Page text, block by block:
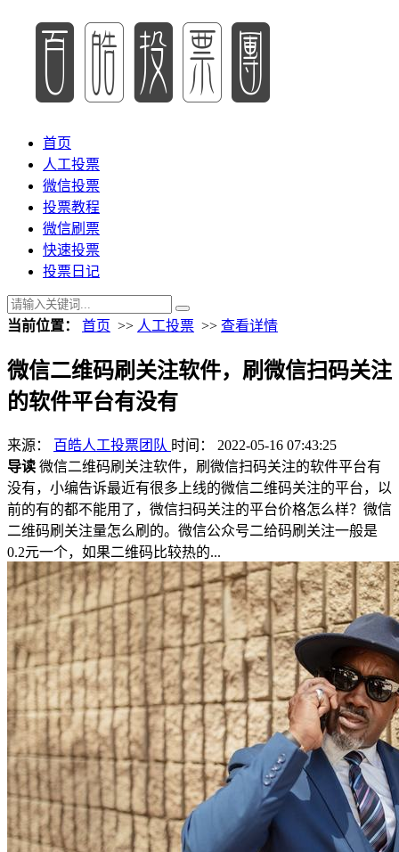
首页
人工投票
微信投票
投票教程
微信刷票
快速投票
投票日记
当前位置： 首页 >> 人工投票 >> 查看详情
微信二维码刷关注软件，刷微信扫码关注
的软件平台有没有
来源： 百皓人工投票团队 时间： 2022-05-16 07:43:25
导读 微信二维码刷关注软件，刷微信扫码关注的软件平台有
没有，小编告诉最近有很多上线的微信二维码关注的平台，以
前的有的都不能用了，微信扫码关注的平台价格怎么样？微信
二维码刷关注量怎么刷的。微信公众号二给码刷关注一般是
0.2元一个，如果二维码比较热的...